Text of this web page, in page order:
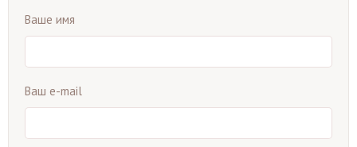
Ваше имя
Ваш e-mail